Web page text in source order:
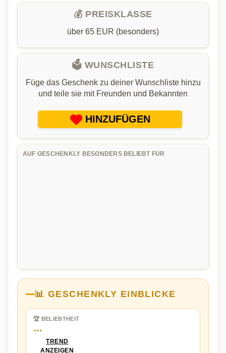
💰 PREISKLASSE
über 65 EUR (besonders)
🗳️ WUNSCHLISTE
Füge das Geschenk zu deiner Wunschliste hinzu
und teile sie mit Freunden und Bekannten
HINZUFÜGEN
AUF GESCHENKLY BESONDERS BELIEBT FÜR
📊 GESCHENKLY EINBLICKE
🏆 BELIEBTHEIT
…
TREND
ANZEIGEN